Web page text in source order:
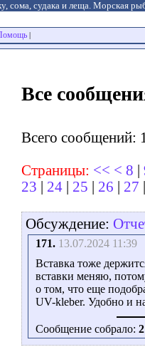
сома, судака и леща. Морская
Все
Всего сообщений:
Страницы: << < 8
23
24 25 26 27
Обсуждение:
171. 13.07.2024 11:39
Вставка тоже
вставки меняю,
о том, что еще
UV-kleber. Удобно и
Сообщение собрало: 2